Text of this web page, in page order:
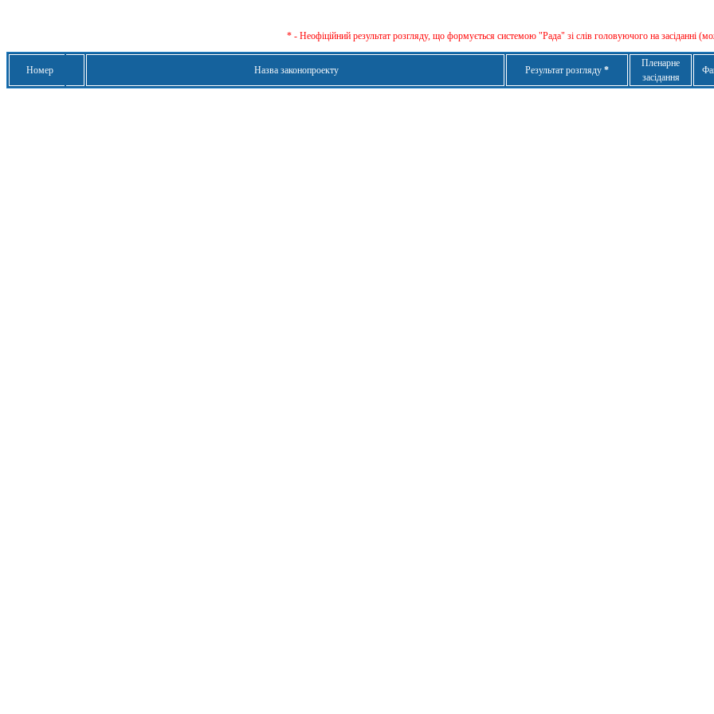
* - Неофіційний результат розгляду, що формується сиcтемою "Рада" зі слів головуючого на засіданні
Номер Назва законопроекту Результат розгляду *
Пленарне
засідання